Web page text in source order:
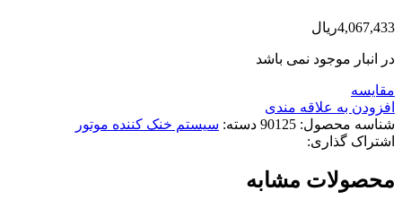
4,067,433ریال
در انبار موجود نمی باشد
مقایسه
افزودن به علاقه مندی
شناسه محصول: 90125 دسته: سیستم خنک کننده موتور
اشتراک گذاری:
محصولات مشابه